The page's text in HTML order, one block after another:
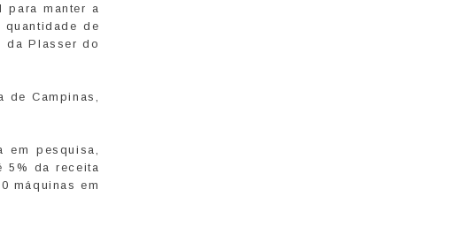
para manter a
de
da Plasser do
de Campinas,
em pesquisa,
5% da receita
máquinas em